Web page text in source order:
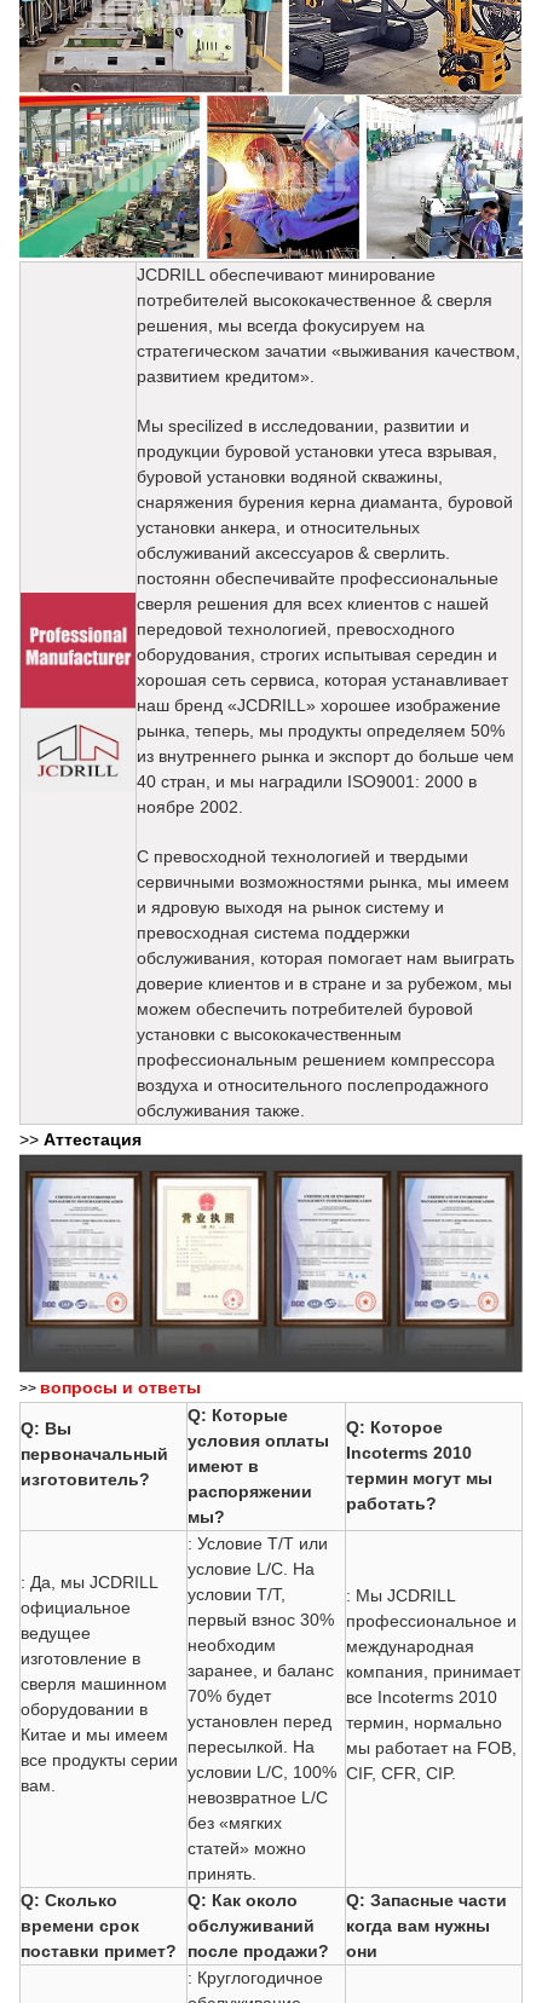
JCDRILL обеспечивают минирование
потребителей высококачественное & сверля
решения, мы всегда фокусируем на
стратегическом зачатии «выживания качеством,
развитием кредитом».
Мы specilized в исследовании, развитии и
продукции буровой установки утеса взрывая,
буровой установки водяной скважины,
снаряжения бурения керна диаманта, буровой
установки анкера, и относительных
обслуживаний аксессуаров & сверлить.
постоянн обеспечивайте профессиональные
сверля решения для всех клиентов с нашей
передовой технологией, превосходного
оборудования, строгих испытывая середин и
хорошая сеть сервиса, которая устанавливает
наш бренд «JCDRILL» хорошее изображение
рынка, теперь, мы продукты определяем 50%
из внутреннего рынка и экспорт до больше чем
40 стран, и мы наградили ISO9001: 2000 в
ноябре 2002.
С превосходной технологией и твердыми
сервичными возможностями рынка, мы имеем
и ядровую выходя на рынок систему и
превосходная система поддержки
обслуживания, которая помогает нам выиграть
доверие клиентов и в стране и за рубежом, мы
можем обеспечить потребителей буровой
установки с высококачественным
профессиональным решением компрессора
воздуха и относительного послепродажного
обслуживания также.
>> Аттестация
>> вопросы и ответы
Q: Вы
первоначальный
изготовитель?
Q: Которые
условия оплаты
имеют в
распоряжении
мы?
Q: Которое
Incoterms 2010
термин могут мы
работать?
: Да, мы JCDRILL
официальное
ведущее
изготовление в
сверля машинном
оборудовании в
Китае и мы имеем
все продукты серии
вам.
: Условие T/T или
условие L/C. На
условии T/T,
первый взнос 30%
необходим
заранее, и баланс
70% будет
установлен перед
пересылкой. На
условии L/C, 100%
невозвратное L/C
без «мягких
статей» можно
принять.
: Мы JCDRILL
профессиональное и
международная
компания, принимает
все Incoterms 2010
термин, нормально
мы работает на FOB,
CIF, CFR, CIP.
Q: Сколько
времени срок
поставки примет?
Q: Как около
обслуживаний
после продажи?
Q: Запасные части
когда вам нужны
они
: Круглогодичное